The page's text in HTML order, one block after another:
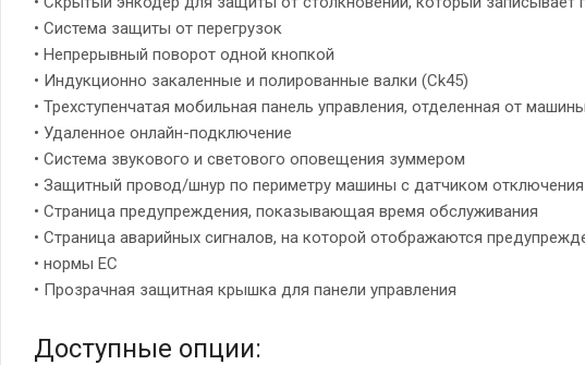
• Система защиты от перегрузок
• Непрерывный поворот одной кнопкой
• Индукционно закаленные и полированные валки (Ck45)
• Трехступенчатая мобильная панель управления, отделенная от
• Удаленное онлайн-подключение
• Система звукового и светового оповещения зуммером
• Защитный провод/шнур по периметру машины с датчиком отключения
• Страница предупреждения, показывающая время обслуживания
• Страница аварийных сигналов, на которой отображаются
• нормы ЕС
• Прозрачная защитная крышка для панели управления
Доступные опции: